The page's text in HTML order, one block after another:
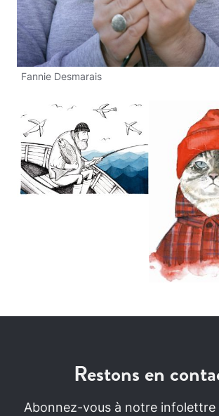
Fannie Desmarais
Restons en
Abonnez-vous à notre infolettre